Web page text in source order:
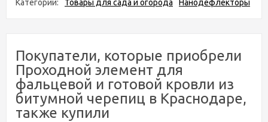
Категории: Товары для сада и огорода Нанодефлекторы
Покупатели, которые приобрели
Проходной элемент для
фальцевой и готовой кровли из
битумной черепиц в Краснодаре,
также купили